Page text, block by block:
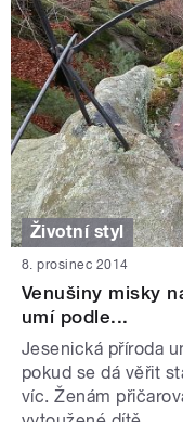
Životní styl
8. prosinec 2014
Venušiny misky
umí podle...
Jesenická příroda
pokud se dá věřit
víc. Ženám